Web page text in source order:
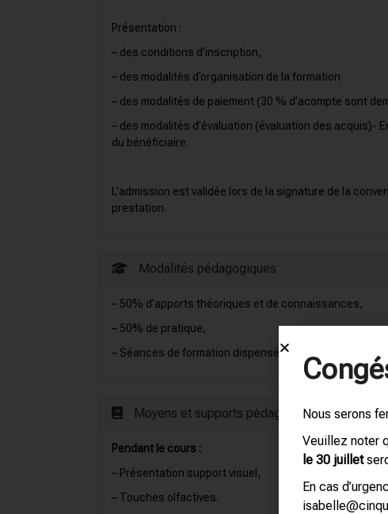
Présentation :
– des conditions d’inscription,
– des modalités d’organisation de la formation
– des modalités de paiement (30 % d’acompte sont
– des modalités d’évaluation (évaluation des acquis)-
du bénéficiaire.
L’admission est validée lors de la signature de la
prestation.
Modalités pédagogiques
– 50% d’apports théoriques et de connaissances,
– 50% de pratique,
– Séances de formation dispensées en salle ou à
Moyens et supports pédagogiques
Pendant le cours :
– Présentation support visuel,
– Touches olfactives.
Nous serons
Veuillez noter
le 30 juillet
En cas